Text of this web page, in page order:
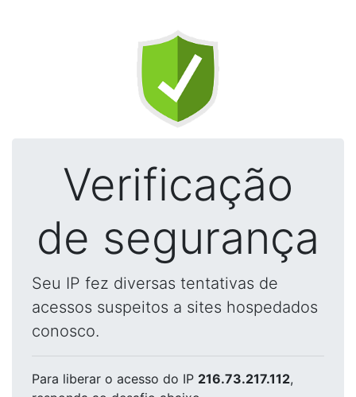
Verificação
de segurança
Seu IP fez diversas tentativas de
acessos suspeitos a sites hospedados
conosco.
Para liberar o acesso do IP 216.73.217.112,